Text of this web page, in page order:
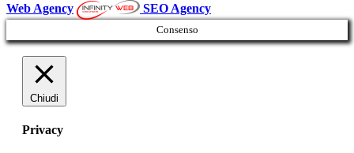
Web Agency SEO Agency
Consenso
Chiudi
Privacy